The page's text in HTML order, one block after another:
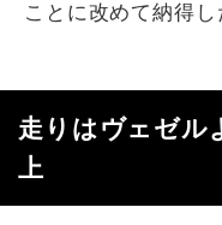
ことに改めて納得し
走りはヴェゼル
上